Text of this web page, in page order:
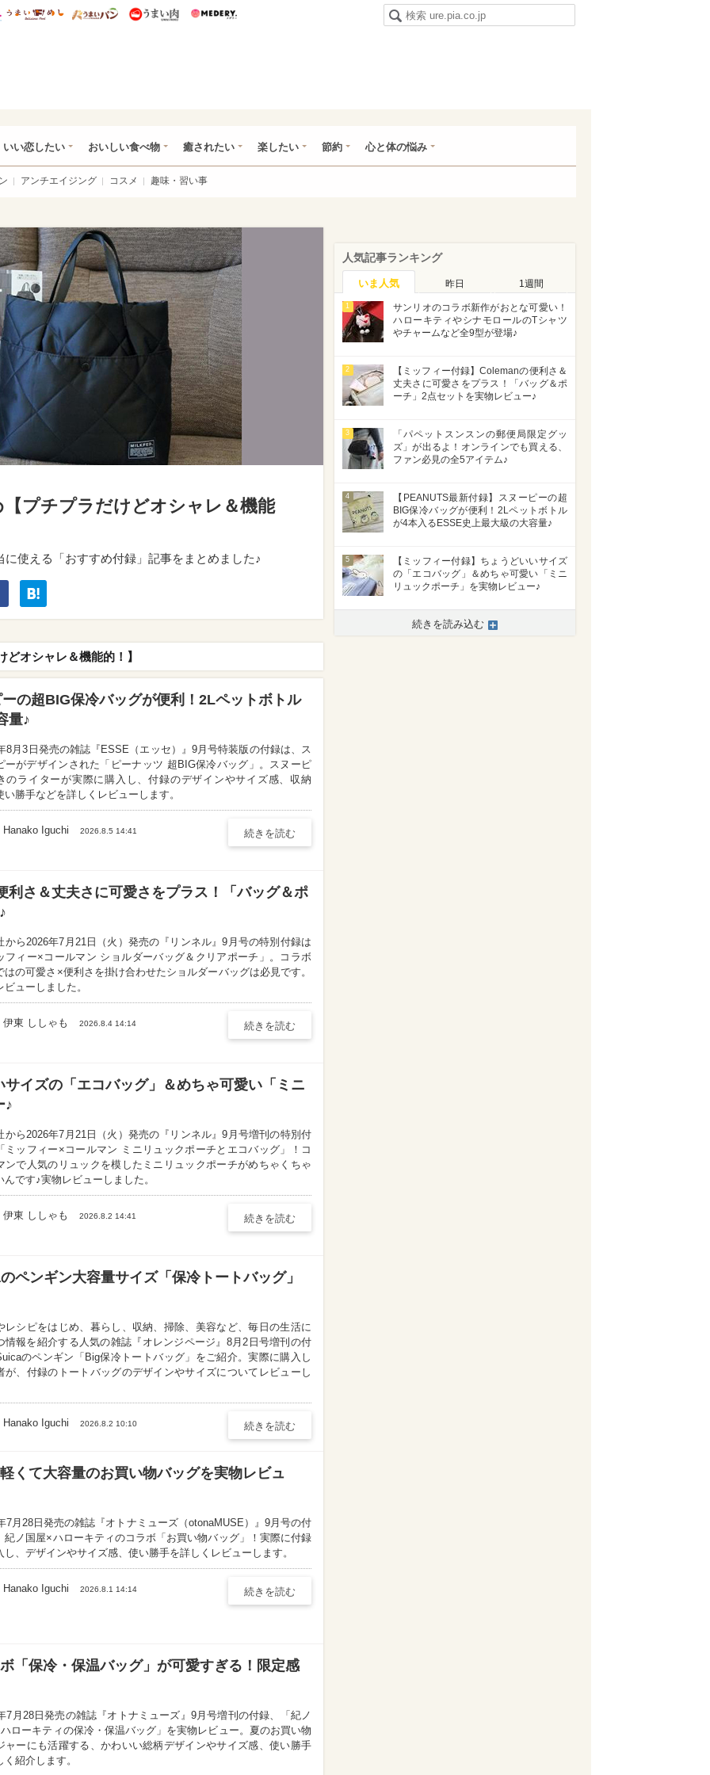
研 ディズニー特集
mimot. うまいめし うまいパン うまい肉
いい恋したい おいしい食べ物 癒されたい 楽したい 節約 心と体の悩み
アンチエイジング コスメ 趣味・習い事
プチプラだけどオシャレ＆機能
使える「おすすめ付録」記事をまとめました♪
オシャレ＆機能的！】
の超BIG保冷バッグが便利！2Lペットボトル
量♪
8月3日発売の雑誌『ESSE（エッセ）』9月号特装版の付録は、ス
ーがデザインされた「ピーナッツ 超BIG保冷バッグ」。スヌーピ
のライターが実際に購入し、付録のデザインやサイズ感、収納
い勝手などを詳しくレビューします。
Hanako Iguchi
Hanako Iguchi 2026.8.5 14:41 続きを読む
さ＆丈夫さに可愛さをプラス！「バッグ＆ポ
から2026年7月21日（火）発売の『リンネル』9月号の特別付録は
フィー×コールマン ショルダーバッグ＆クリアポーチ」。コラボ
はの可愛さ×便利さを掛け合わせたショルダーバッグは必見です。
ビューしました。
伊東 ししゃも
伊東 ししゃも 2026.8.4 14:14 続きを読む
イズの「エコバッグ」＆めちゃ可愛い「ミニ
♪
から2026年7月21日（火）発売の『リンネル』9月号増刊の特別付
ミッフィー×コールマン ミニリュックポーチとエコバッグ」！コ
ンで人気のリュックを模したミニリュックポーチがめちゃくちゃ
んです♪実物レビューしました。
伊東 ししゃも
伊東 ししゃも 2026.8.2 14:41 続きを読む
ペンギン大容量サイズ「保冷トートバッグ」
レシピをはじめ、暮らし、収納、掃除、美容など、毎日の生活に
情報を紹介する人気の雑誌『オレンジページ』8月2日号増刊の付
のペンギン「Big保冷トートバッグ」をご紹介。実際に購入し
が、付録のトートバッグのデザインやサイズについてレビューし
Hanako Iguchi
Hanako Iguchi 2026.8.2 10:10 続きを読む
くて大容量のお買い物バッグを実物レビュ
7月28日発売の雑誌『オトナミューズ（otonaMUSE）』9月号の付
紀ノ国屋×ハローキティのコラボ「お買い物バッグ」！実際に付録
し、デザインやサイズ感、使い勝手を詳しくレビューします。
Hanako Iguchi
Hanako Iguchi 2026.8.1 14:14 続きを読む
「保冷・保温バッグ」が可愛すぎる！限定感
7月28日発売の雑誌『オトナミューズ』9月号増刊の付録、「紀ノ
ローキティの保冷・保温バッグ」を実物レビュー。夏のお買い物
ャーにも活躍する、かわいい総柄デザインやサイズ感、使い勝手
く紹介します。
人気記事ランキング
いま人気 昨日 1週間
1
サンリオのコラボ新作がおとな可愛い！
ハローキティやシナモロールのTシャツ
やチャームなど全9型が登場♪
2
【ミッフィー付録】Colemanの便利さ＆
丈夫さに可愛さをプラス！「バッグ＆ポ
ーチ」2点セットを実物レビュー♪
3
「パペットスンスンの郵便局限定グッ
ズ」が出るよ！オンラインでも買える、
ファン必見の全5アイテム♪
4
【PEANUTS最新付録】スヌーピーの超
BIG保冷バッグが便利！2Lペットボトル
が4本入るESSE史上最大級の大容量♪
5
【ミッフィー付録】ちょうどいいサイズ
の「エコバッグ」＆めちゃ可愛い「ミニ
リュックポーチ」を実物レビュー♪
続きを読み込む